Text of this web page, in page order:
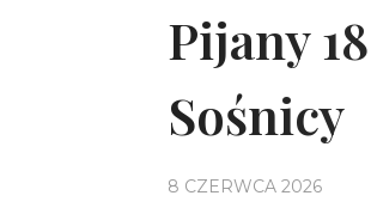
Pijany
Sośnicy
8 CZERWCA 2026